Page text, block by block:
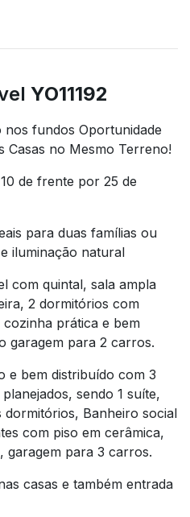
YO11192
fundos Oportunidade
Casas no Mesmo Terreno!
de frente por 25 de
para duas famílias ou
iluminação natural
com quintal, sala ampla
2 dormitórios com
prática e bem
garagem para 2 carros.
e bem distribuído com 3
sendo 1 suíte,
dormitórios, Banheiro social
com piso em cerâmica,
garagem para 3 carros.
casas e também entrada